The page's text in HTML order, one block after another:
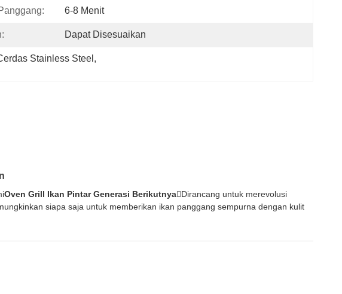
6-8 Menit
Dapat Disesuaikan
Stainless Steel ,
Oven Grill Ikan Pintar Generasi BerikutnyaDirancang untuk merevolusi
siapa saja untuk memberikan ikan panggang sempurna dengan kulit